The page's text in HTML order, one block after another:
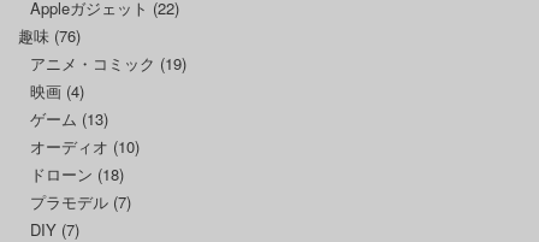
Appleガジェット (22)
趣味 (76)
アニメ・コミック (19)
映画 (4)
ゲーム (13)
オーディオ (10)
ドローン (18)
プラモデル (7)
DIY (7)